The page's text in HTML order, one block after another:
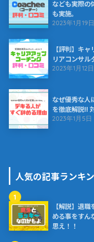
なども実際の
も実施。
2023年1月19日
【評判】キ
リアコンサ
2023年1月12日
なぜ優秀な人
を徹底解説!!
2023年1月5日
人気の記事ランキ
1
【解説】退
める事をすん
思え！！